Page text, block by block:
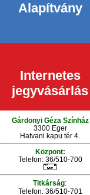
Alapítvány
Internetes
jegyvásárlás
Gárdonyi Géza Színház
3300 Eger
Hatvani kapu tér 4.
Központ:
Telefon: 36/510-700
Titkárság:
Telefon: 36/510-701